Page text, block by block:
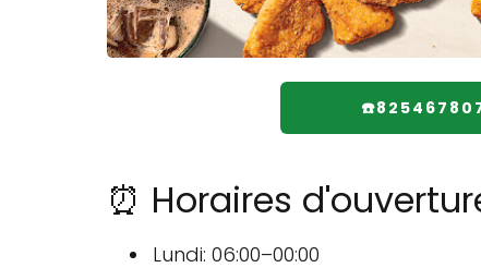
⏰ Horaires
Lundi: 06:00–00:00